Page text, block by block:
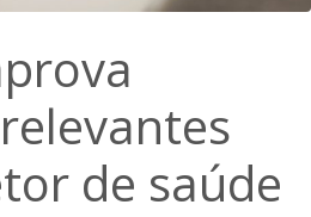
de saúde